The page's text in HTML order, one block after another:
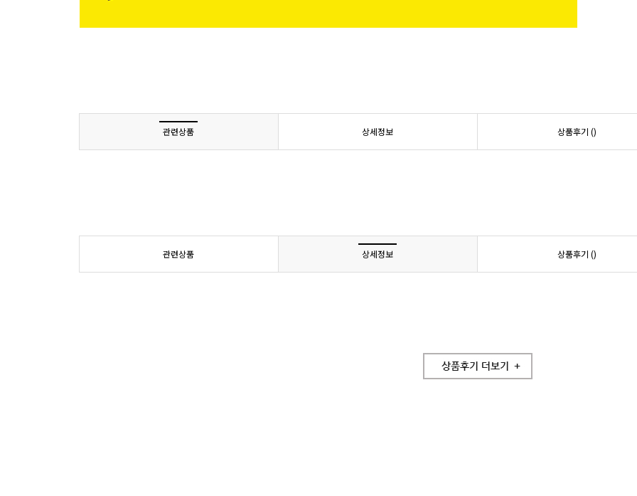
관련상품 상세정보 상품후기 ()
관련상품 상세정보 상품후기 ()